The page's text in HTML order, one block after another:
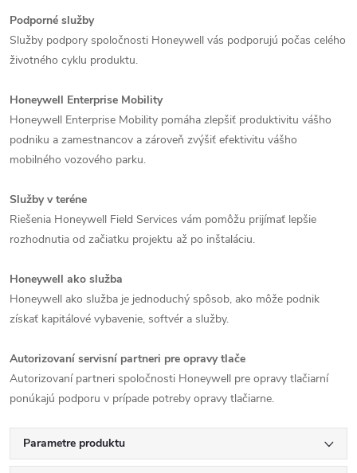
Podporné služby
Služby podpory spoločnosti Honeywell vás podporujú počas celého
životného cyklu produktu.
Honeywell Enterprise Mobility
Honeywell Enterprise Mobility pomáha zlepšiť produktivitu vášho
podniku a zamestnancov a zároveň zvýšiť efektivitu vášho
mobilného vozového parku.
Služby v teréne
Riešenia Honeywell Field Services vám pomôžu prijímať lepšie
rozhodnutia od začiatku projektu až po inštaláciu.
Honeywell ako služba
Honeywell ako služba je jednoduchý spôsob, ako môže podnik
získať kapitálové vybavenie, softvér a služby.
Autorizovaní servisní partneri pre opravy tlače
Autorizovaní partneri spoločnosti Honeywell pre opravy tlačiarní
ponúkajú podporu v prípade potreby opravy tlačiarne.
Parametre produktu